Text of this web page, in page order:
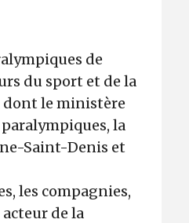
de
du sport et de la
dont le ministère
la
Saint-Denis et
les compagnies,
de la